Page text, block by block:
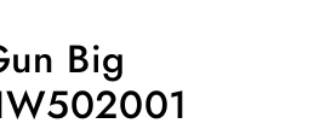
Big